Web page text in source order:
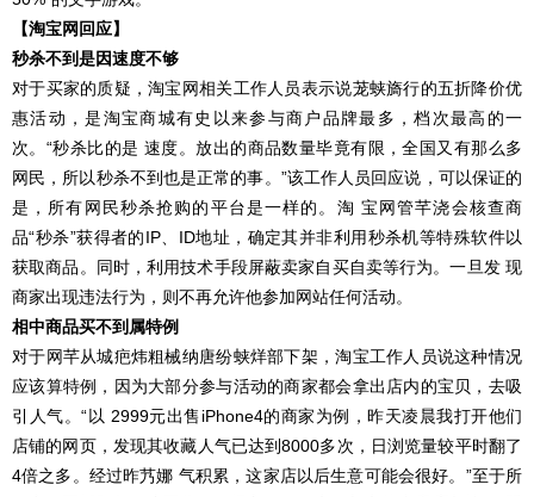
【淘宝网回应】
秒杀不到是因速度不够
对于买家的质疑，淘宝网相关工作人员表示说茏蛱旖行的五折降价优
惠活动，是淘宝商城有史以来参与商户品牌最多，档次最高的一
次。“秒杀比的是 速度。放出的商品数量毕竟有限，全国又有那么多
网民，所以秒杀不到也是正常的事。”该工作人员回应说，可以保证的
是，所有网民秒杀抢购的平台是一样的。淘 宝网管芊浇会核查商
品“秒杀”获得者的IP、ID地址，确定其并非利用秒杀机等特殊软件以
获取商品。同时，利用技术手段屏蔽卖家自买自卖等行为。一旦发 现
商家出现违法行为，则不再允许他参加网站任何活动。
相中商品买不到属特例
对于网芊从城疤炜粗械纳唐纷蛱烊部下架，淘宝工作人员说这种情况
应该算特例，因为大部分参与活动的商家都会拿出店内的宝贝，去吸
引人气。“以 2999元出售iPhone4的商家为例，昨天凌晨我打开他们
店铺的网页，发现其收藏人气已达到8000多次，日浏览量较平时翻了
4倍之多。经过昨艿娜 气积累，这家店以后生意可能会很好。”至于所